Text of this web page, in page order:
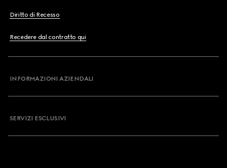
Diritto di Recesso
Recedere dal contratto qui
INFORMAZIONI AZIENDALI
SERVIZI ESCLUSIVI